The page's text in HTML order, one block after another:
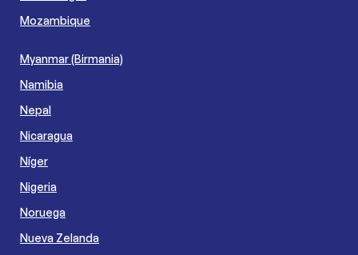
Mozambique
Myanmar (Birmania)
Namibia
Nepal
Nicaragua
Níger
Nigeria
Noruega
Nueva Zelanda